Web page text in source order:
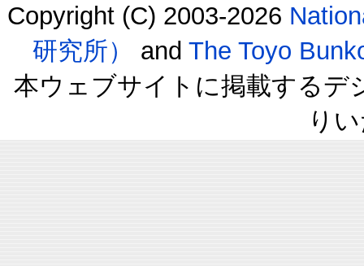
Copyright (C) 2003-2026
研究所）
and The Toyo
本ウェブサイトに掲載するデ
り